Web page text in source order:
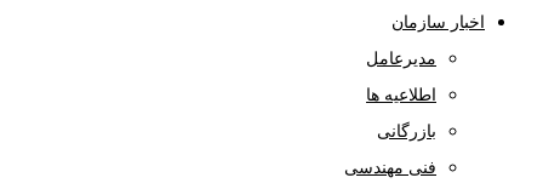
اخبار سازمان
مدیرعامل
اطلاعیه ها
بازرگانی
فنی مهندسی